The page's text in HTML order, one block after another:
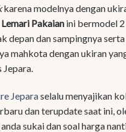
karena modelnya dengan
Lemari Pakaian ini bermodel
depan dan sampingnya
mahkota dengan ukiran
Jepara.
Jeparaselalu menyajikan
dan terupdate saat ini,
sukai dan soal harga